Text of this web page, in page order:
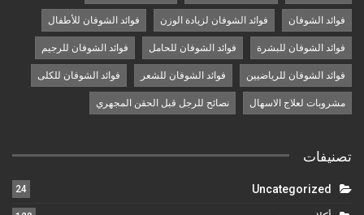
فوائد الشوفان فوائد الشوفان لزيادة الوزن فوائد الشوفان للأطفال
فوائد الشوفان للبشرة فوائد الشوفان للحامل فوائد الشوفان للرجيم
فوائد الشوفان للرياضيين فوائد الشوفان للشعر فوائد الشوفان للكلى
مشروبات لعلاج الاسهال نصائح للرجل قبل الحقن المجهري
تصنيفات
Uncategorized
24